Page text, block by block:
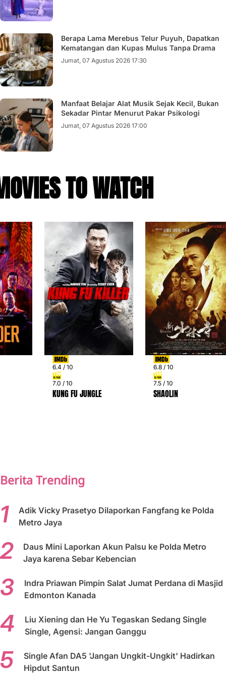
Berapa Lama Merebus Telur Puyuh, Dapatkan
Kematangan dan Kupas Mulus Tanpa Drama
Jumat, 07 Agustus 2026 17:30
Manfaat Belajar Alat Musik Sejak Kecil, Bukan
Sekadar Pintar Menurut Pakar Psikologi
Jumat, 07 Agustus 2026 17:00
TO WATCH
6.4 / 10
7.0 / 10
KUNG FU JUNGLE
6.8 / 10
7.5 / 10
SHAOLIN
Berita Trending
Adik Vicky Prasetyo Dilaporkan Fangfang ke Polda
Metro Jaya
Daus Mini Laporkan Akun Palsu ke Polda Metro
Jaya karena Sebar Kebencian
Indra Priawan Pimpin Salat Jumat Perdana di Masjid
Edmonton Kanada
Liu Xiening dan He Yu Tegaskan Sedang Single
Single, Agensi: Jangan Ganggu
Single Afan DA5 'Jangan Ungkit-Ungkit' Hadirkan
Hipdut Santun